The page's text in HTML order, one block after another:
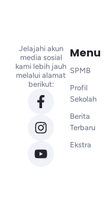
Jelajahi akun
media sosial
kami lebih jauh
melalui alamat
berikut:
Menu
SPMB
Profil
Sekolah
Berita
Terbaru
Ekstra